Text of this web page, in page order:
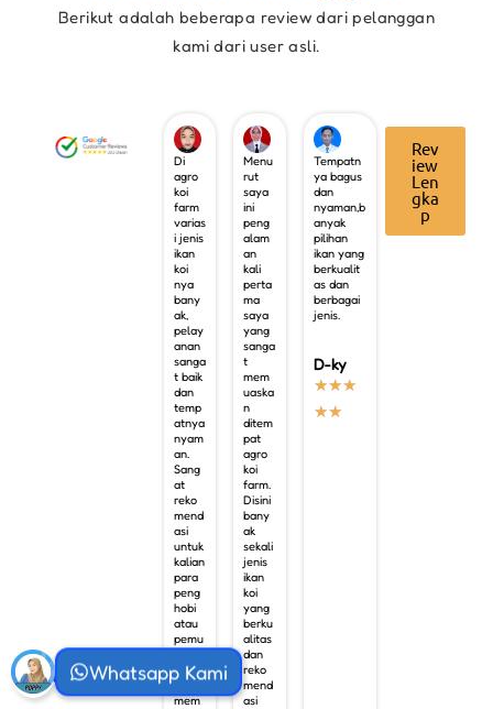
Berikut adalah beberapa review dari pelanggan
kami dari user asli.
Di
agro
koi
farm
varias
i jenis
ikan
koi
nya
bany
ak,
pelay
anan
sanga
t baik
dan
temp
atnya
nyam
an.
Sang
at
reko
mend
asi
untuk
kalian
para
peng
hobi
atau
pemu
la
yang
ingin
mem
Menu
rut
saya
ini
peng
alam
an
kali
perta
ma
saya
yang
sanga
t
mem
uaska
n
ditem
pat
agro
koi
farm.
Disini
bany
ak
sekali
jenis
ikan
koi
yang
berku
alitas
dan
reko
mend
asi
Tempatn
ya bagus
dan
nyaman,b
anyak
pilihan
ikan yang
berkualit
as dan
berbagai
jenis.
D-ky
★★★
★★
Rev
iew
Len
gka
p
Whatsapp Kami